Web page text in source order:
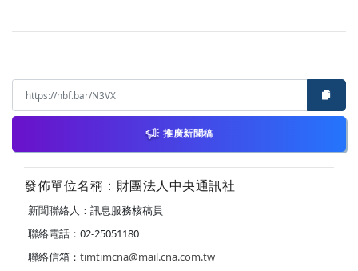
推廣新聞稿
發佈單位名稱：財團法人中央通訊社
新聞聯絡人：訊息服務核稿員
聯絡電話：02-25051180
聯絡信箱： timtimcna@mail.cna.com.tw